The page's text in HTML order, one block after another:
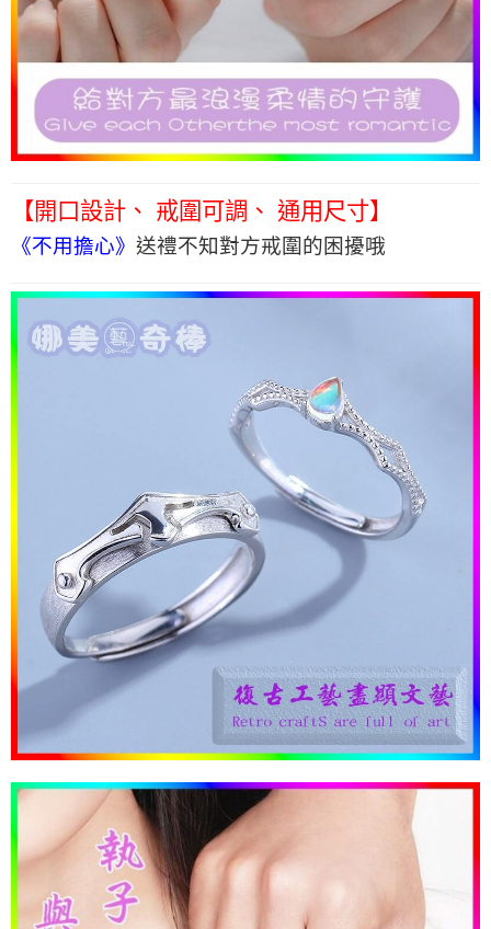
【開口設計、 戒圍可調、 通用尺寸】
《不用擔心》 送禮不知對方戒圍的困擾哦